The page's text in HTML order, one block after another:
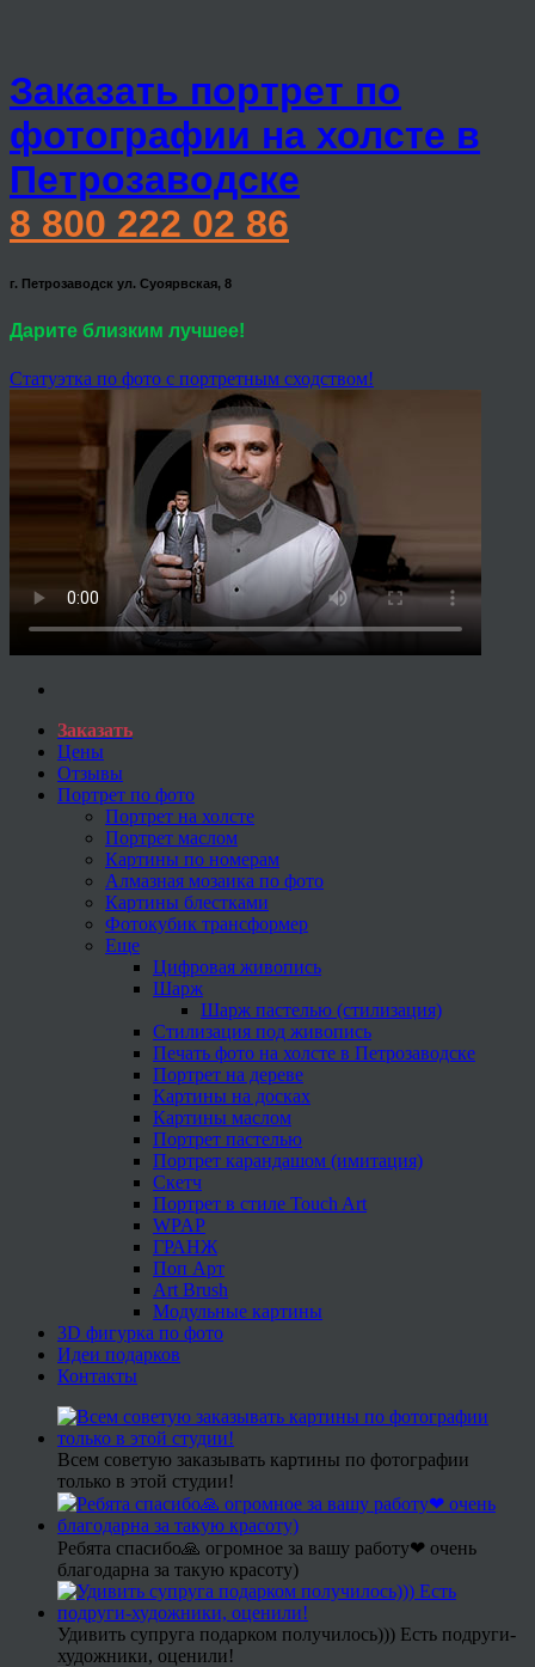
Заказать портрет по
фотографии на холсте в
Петрозаводске
8 800 222 02 86
г. Петрозаводск ул. Суоярвская, 8
Дарите близким лучшее!
Статуэтка по фото с портретным сходством!
Заказать
Цены
Отзывы
Портрет по фото
Портрет на холсте
Портрет маслом
Картины по номерам
Алмазная мозаика по фото
Картины блестками
Фотокубик трансформер
Еще
Цифровая живопись
Шарж
Шарж пастелью (стилизация)
Стилизация под живопись
Печать фото на холсте в Петрозаводске
Портрет на дереве
Картины на досках
Картины маслом
Портрет пастелью
Портрет карандашом (имитация)
Скетч
Портрет в стиле Touch Art
WPAP
ГРАНЖ
Поп Арт
Art Brush
Модульные картины
3D фигурка по фото
Идеи подарков
Контакты
Всем советую заказывать картины по фотографии
только в этой студии!
Ребята спасибо🙏 огромное за вашу работу❤ очень
благодарна за такую красоту)
Удивить супруга подарком получилось))) Есть подруги-
художники, оценили!